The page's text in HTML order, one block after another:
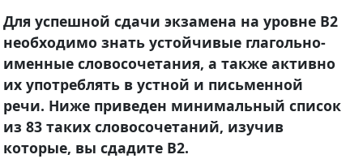
Для успешной сдачи экзамена на уровне В2
необходимо знать устойчивые глагольно-
именные словосочетания, а также активно
их употреблять в устной и письменной
речи. Ниже приведен минимальный список
из 83 таких словосочетаний, изучив
которые, вы сдадите В2.